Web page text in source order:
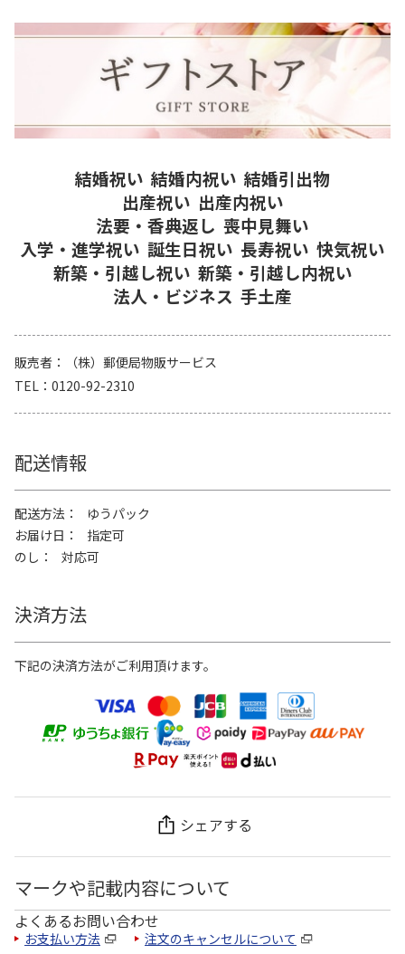
結婚祝い 結婚内祝い 結婚引出物
出産祝い 出産内祝い
法要・香典返し 喪中見舞い
入学・進学祝い 誕生日祝い 長寿祝い 快気祝い
新築・引越し祝い 新築・引越し内祝い
法人・ビジネス 手土産
販売者
（株）郵便局物販サービス
TEL
0120-92-2310
配送情報
配送方法
ゆうパック
お届け日
指定可
のし
対応可
決済方法
下記の決済方法がご利用頂けます。
シェアする
マークや記載内容について
よくあるお問い合わせ
お支払い方法 注文のキャンセルについて